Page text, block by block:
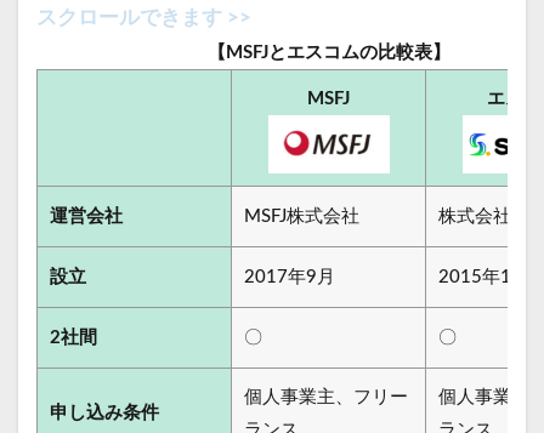
【MSFJとエスコムの比較表】
MSFJ エス
運営会社 MSFJ株式会社 株式会社エ
設立 2017年9月 2015年10月
2社間 〇 〇
申し込み条件
個人事業主、フリー
個人事業主